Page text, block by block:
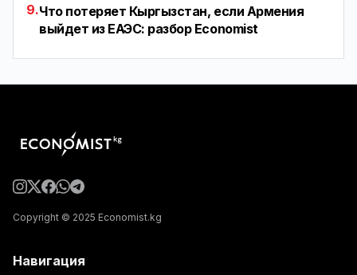
9.Что потеряет Кыргызстан, если Армения
выйдет из ЕАЭС: разбор Economist
Copyright © 2025 Economist.kg
Навигация